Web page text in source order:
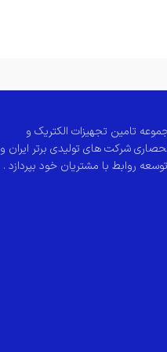
تامین تجهیزات الکتریک و
شرکت های تولیدی برتر ایران و
روابط با مشتریان خود بپردازد .